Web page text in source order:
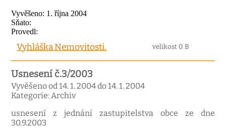
Vyvěšeno: 1. října 2004
Sňato:
Provedl:
Vyhláška Nemovitosti. velikost 0 B
Usnesení č.3/2003
Vyvěšeno od 14. 1. 2004 do 14. 1. 2004
Kategorie: Archiv
usnesení z jednání zastupitelstva obce ze dne
30.9.2003